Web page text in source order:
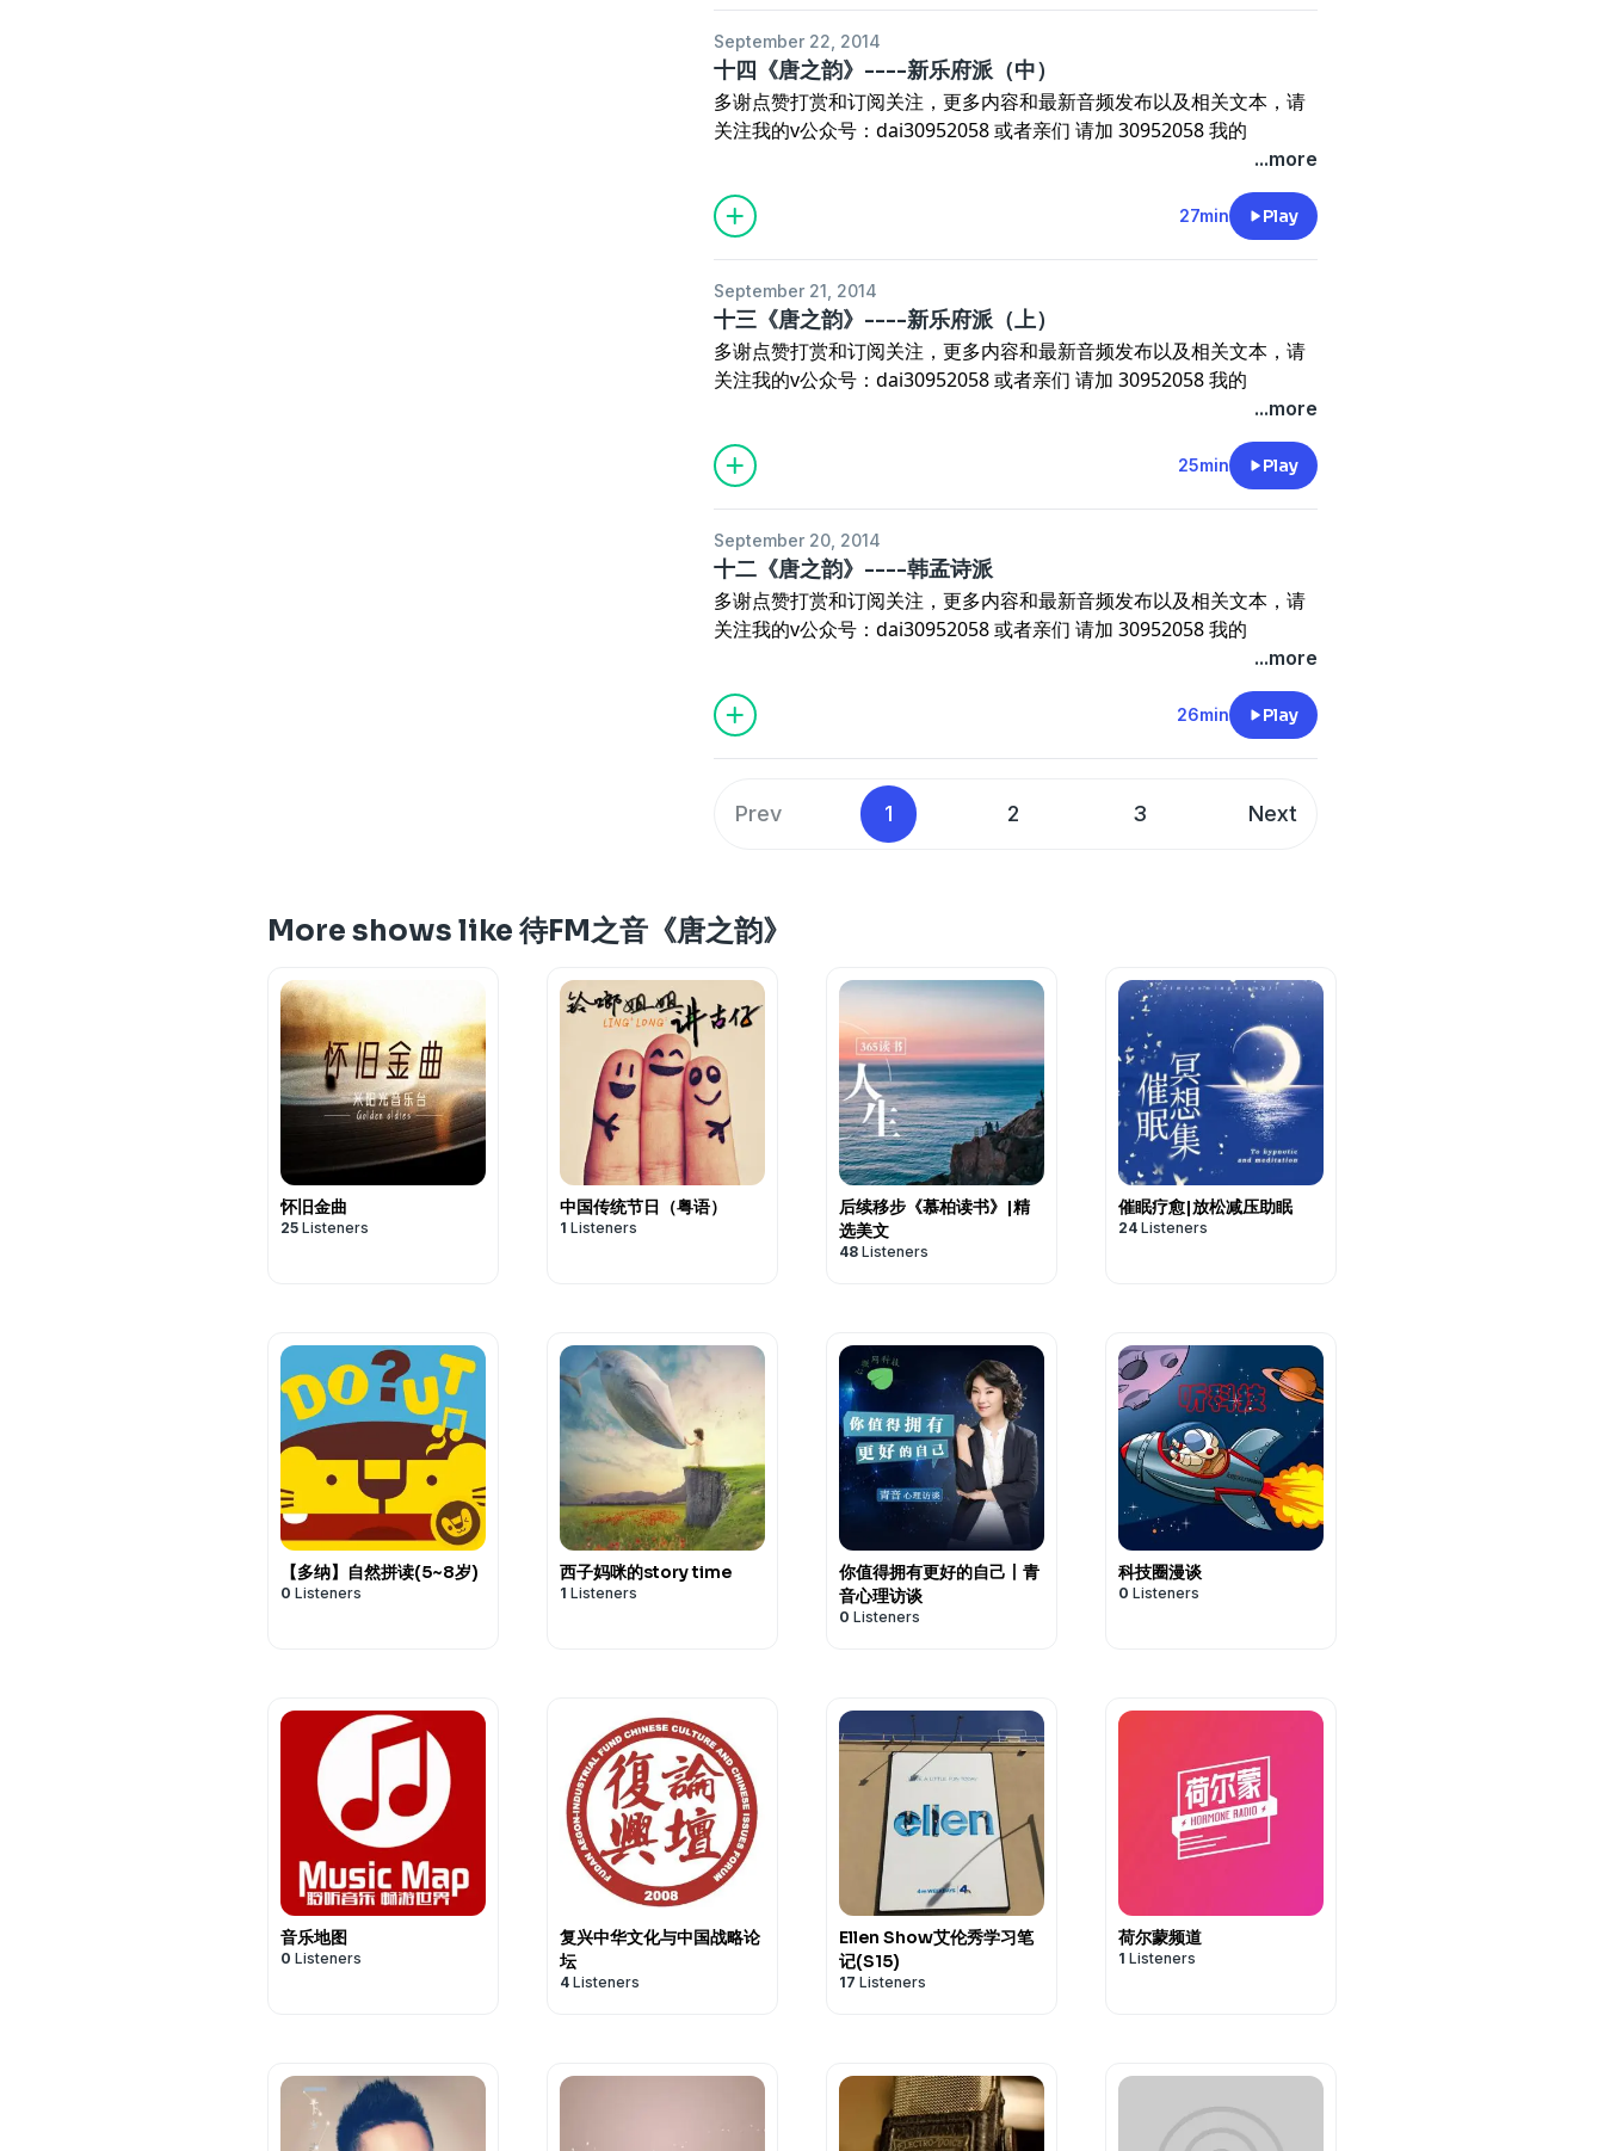
September 22, 2014
十四《唐之韵》----新乐府派（中）
多谢点赞打赏和订阅关注，更多内容和最新音频发布以及相关文本，请
关注我的v公众号：dai30952058 或者亲们 请加 30952058 我的
vxin（请注明来自喜马拉雅）进群交流，你的支持就是我的动力。《唐
...more
27min Play
September 21, 2014
十三《唐之韵》----新乐府派（上）
多谢点赞打赏和订阅关注，更多内容和最新音频发布以及相关文本，请
关注我的v公众号：dai30952058 或者亲们 请加 30952058 我的
vxin（请注明来自喜马拉雅）进群交流，你的支持就是我的动力。《唐
...more
25min Play
September 20, 2014
十二《唐之韵》----韩孟诗派
多谢点赞打赏和订阅关注，更多内容和最新音频发布以及相关文本，请
关注我的v公众号：dai30952058 或者亲们 请加 30952058 我的
vxin（请注明来自喜马拉雅）进群交流，你的支持就是我的动力。《唐
...more
26min Play
Prev 1 2 3 Next
More shows like 待FM之音《唐之韵》
怀旧金曲
25 Listeners
中国传统节日（粤语）
1 Listeners
后续移步《慕柏读书》|精
选美文
48 Listeners
催眠疗愈|放松减压助眠
24 Listeners
【多纳】自然拼读(5~8岁)
0 Listeners
西子妈咪的story time
1 Listeners
你值得拥有更好的自己丨青
音心理访谈
0 Listeners
科技圈漫谈
0 Listeners
音乐地图
0 Listeners
复兴中华文化与中国战略论
坛
4 Listeners
Ellen Show艾伦秀学习笔
记(S15)
17 Listeners
荷尔蒙频道
1 Listeners